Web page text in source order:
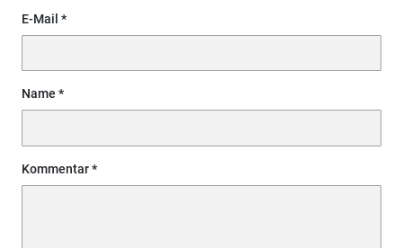
E-Mail
Name
Kommentar